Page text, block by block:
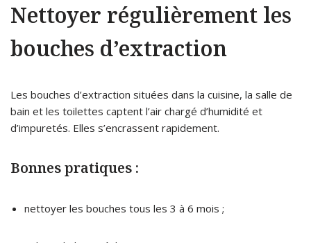
Nettoyer régulièrement les
bouches d’extraction
Les bouches d’extraction situées dans la cuisine, la salle de
bain et les toilettes captent l’air chargé d’humidité et
d’impuretés. Elles s’encrassent rapidement.
Bonnes pratiques :
nettoyer les bouches tous les 3 à 6 mois ;